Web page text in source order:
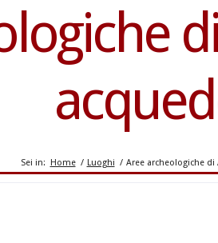
Sei in: Home / Luoghi / Aree archeologiche di